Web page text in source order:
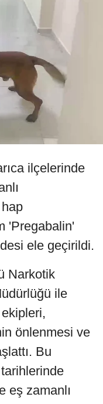
ilçelerinde
'Pregabalin'
ele geçirildi.
Narkotik
ile
önlenmesi ve
Bu
eş zamanlı